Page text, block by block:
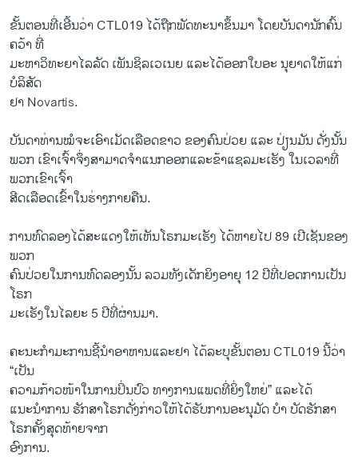
ຂັ້ນຕອນທີ່ເອີ້ນວ່າ CTL019 ໄດ້ຖືກພັດທະນາຂຶ້ນມາ ໂດຍບັນດານັກຄົ້ນ
ຄວ້າ ທີ່
ມະຫາວິທະຍາໄລລັດ ເພັນຊິລເວເນຍ ແລະໄດ້ອອກ​ໃບ​ອະ ນຸຍາດໃຫ້​ແກ່
ບໍລິສັດ
ຢາ Novartis.
ບັນດາທ່ານໝໍຈະເອົາເມັດເລືອດຂາວ ຂອງຄົນປ່ວຍ ແລະ ປ່ຽນມັນ ດັ່ງນັ້ນ
ພວກ ເຂົາເຈົ້າຈຶ່ງສາມາດຈຳແນກອອກແລະຂ້າ​ແຊລມະເຮັງ ໃນເວລາທີ່
ພວກເຂົາເຈົ້າ
ສີດເລືອດເຂົ້າໃນຮ່າງກາຍຄືນ.
ການທົດລອງໄດ້ສະແດງໃຫ້ເຫັນໂຣກມະເຮັງ ໄດ້ຫາຍໄປ 89 ເປີເຊັນຂອງ
ພວກ
ຄົນປ່ວຍໃນການທົດລອງນັ້ນ ລວມທັງເດັກຍິງອາຍຸ 12 ປີທີ່ປອດການ​ເປັນ
ໂຣກ
ມະເຮັງ​ໃນ​ໄລຍະ 5 ປີທີ່ຜ່ານມາ.
ຄະນະກຳມະການຊີ້ນຳອາຫານແລະຢາ ໄດ້ລະບຸຂັ້ນຕອນ CTL019 ນີ້ວ່າ
“ເປັນ
ຄວາມ​ກ້າວໜ້າ​ໃນການປິ່ນປົວ ທາງການແພດທີ່ຍິ່ງໃຫຍ່” ແລະໄດ້
ແນະນຳການ ຮັກສາໂຣກດັ່ງກ່າວໃຫ້ໄດ້ຮັບການອະນຸມັດ ບຳ ບັດຮັກສາ
ໂຣກຄັ້ງສຸດທ້າຍຈາກ
ອົງການ.